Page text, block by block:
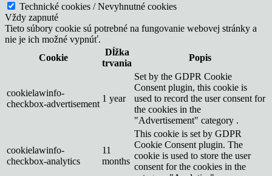
Technické cookies / Nevyhnutné cookies
Vždy zapnuté
Tieto súbory cookie sú potrebné na fungovanie webovej stránky a
nie je ich možné vypnúť.
Cookie
Dĺžka
trvania
Popis
cookielawinfo-
checkbox-advertisement
1 year
Set by the GDPR Cookie
Consent plugin, this cookie is
used to record the user consent for
the cookies in the
"Advertisement" category .
cookielawinfo-
checkbox-analytics
11
months
This cookie is set by GDPR
Cookie Consent plugin. The
cookie is used to store the user
consent for the cookies in the